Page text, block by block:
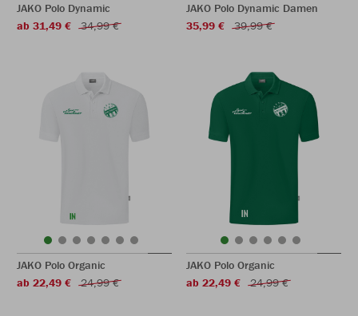
JAKO Polo Dynamic
ab 31,49 €
34,99 €
JAKO Polo Dynamic Damen
35,99 €
39,99 €
JAKO Polo Organic
ab 22,49 €
24,99 €
JAKO Polo Organic
ab 22,49 €
24,99 €